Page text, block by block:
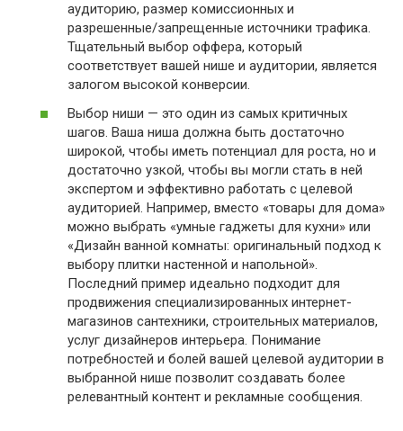
аудиторию, размер комиссионных и
разрешенные/запрещенные источники трафика.
Тщательный выбор оффера, который
соответствует вашей нише и аудитории, является
залогом высокой конверсии.
Выбор ниши — это один из самых критичных
шагов. Ваша ниша должна быть достаточно
широкой, чтобы иметь потенциал для роста, но и
достаточно узкой, чтобы вы могли стать в ней
экспертом и эффективно работать с целевой
аудиторией. Например, вместо «товары для дома»
можно выбрать «умные гаджеты для кухни» или
«Дизайн ванной комнаты: оригинальный подход к
выбору плитки настенной и напольной».
Последний пример идеально подходит для
продвижения специализированных интернет-
магазинов сантехники, строительных материалов,
услуг дизайнеров интерьера. Понимание
потребностей и болей вашей целевой аудитории в
выбранной нише позволит создавать более
релевантный контент и рекламные сообщения.